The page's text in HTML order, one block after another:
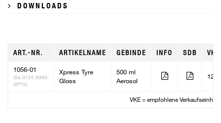
DOWNLOADS
ART.-NR. ARTIKELNAME GEBINDE INFO SDB VKE
1056-01
(04.0125.9999,
XPTG)
Xpress Tyre
Gloss
500 ml
Aerosol
12
VKE = empfohlene Verkaufseinheit